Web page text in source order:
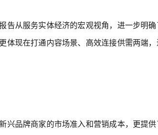
从服务实体经济的宏观视角，进一步明
体现在打通内容场景、高效连接供需两端
品牌商家的市场准入和营销成本，更提